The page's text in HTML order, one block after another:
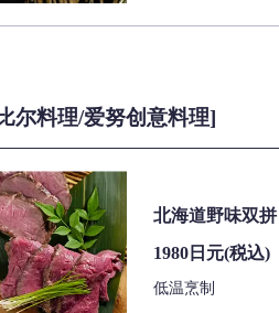
尔料理/爱努创意料理]
北海道野味双拼
1980日元(税込)
低温烹制